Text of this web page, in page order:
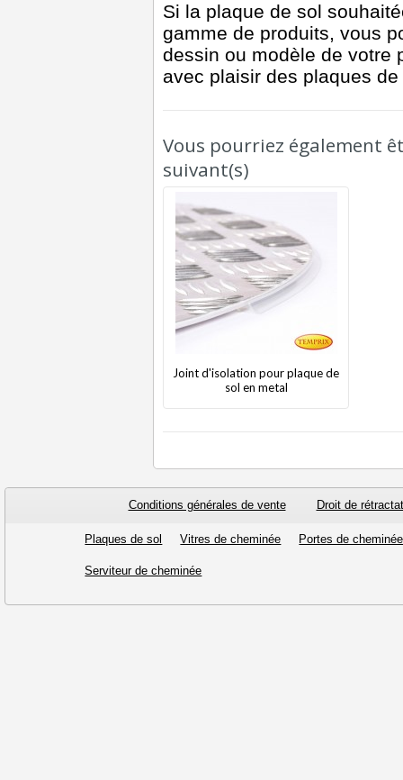
Si la plaque de sol
gamme de produits, vous
dessin ou modèle de votre
avec plaisir des plaques
Vous pourriez également
suivant(s)
Joint d'isolation pour plaque de
sol en metal
Conditions générales de vente Droit de
Plaques de sol Vitres de cheminée Portes de cheminée
Serviteur de cheminée